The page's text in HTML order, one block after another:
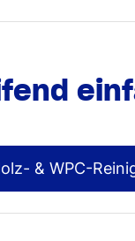
& WPC-